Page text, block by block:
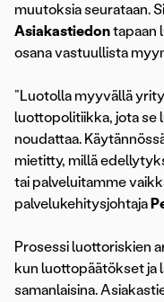
muutoksia seurataan.
Asiakastiedontapaan
osana vastuullista
”Luotolla myyvällä
luottopolitiikka, jota se
noudattaa.
mietitty, millä
tai palveluitamme
palvelukehitysjohtaja
Prosessi luottoriskien
kun luottopäätökset ja
samanlaisina.